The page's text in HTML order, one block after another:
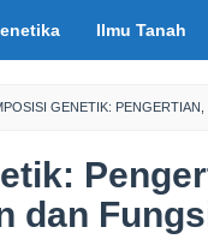
Ilmu Tanah
GENETIK:
dan